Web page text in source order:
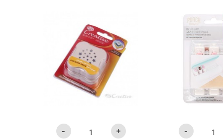
-
1,5"
ESTRELL1
cantidad
+ -
-
WR
-
DISC
-
PACK